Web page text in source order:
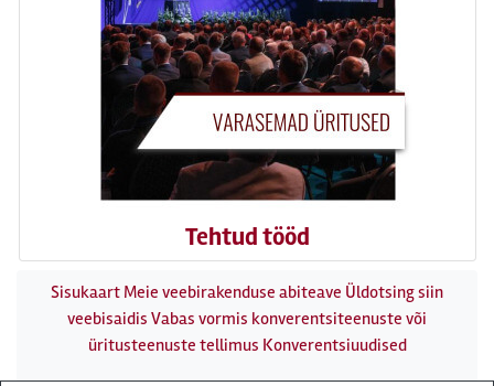
Tehtud tööd
Sisukaart Meie veebirakenduse abiteave Üldotsing siin
veebisaidis Vabas vormis konverentsiteenuste või
üritusteenuste tellimus Konverentsiuudised